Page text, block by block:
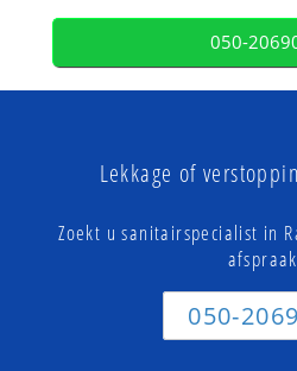
050-
Lekkage of
Zoekt u sanitairspecialist in
050-